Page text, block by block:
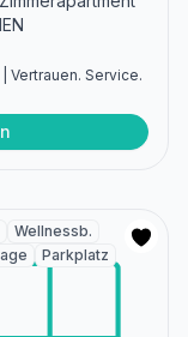
| Vertrauen. Service.
Wellnessb.
Parkplatz